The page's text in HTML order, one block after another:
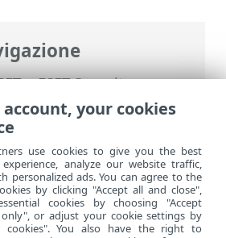
>ESET Security
avanzata>
> Supporto per la
account, your cookies
use cookies to give you the best
analyze our website traffic,
personalized ads. You can agree to the
by clicking "Accept all and close",
cookies by choosing "Accept
only", or adjust your cookie settings by
cookies". You also have the right to